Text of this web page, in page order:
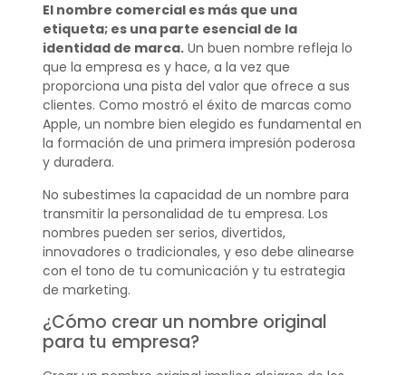
El nombre comercial es más que una
etiqueta; es una parte esencial de la
identidad de marca.Un buen nombre refleja lo
que la empresa es y hace, a la vez que
proporciona una pista del valor que ofrece a sus
clientes. Como mostró el éxito de marcas como
Apple, un nombre bien elegido es fundamental en
la formación de una primera impresión poderosa
y duradera.
No subestimes la capacidad de un nombre para
transmitir la personalidad de tu empresa. Los
nombres pueden ser serios, divertidos,
innovadores o tradicionales, y eso debe alinearse
con el tono de tu comunicación y tu estrategia
de marketing.
¿Cómo crear un nombre original
para tu empresa?